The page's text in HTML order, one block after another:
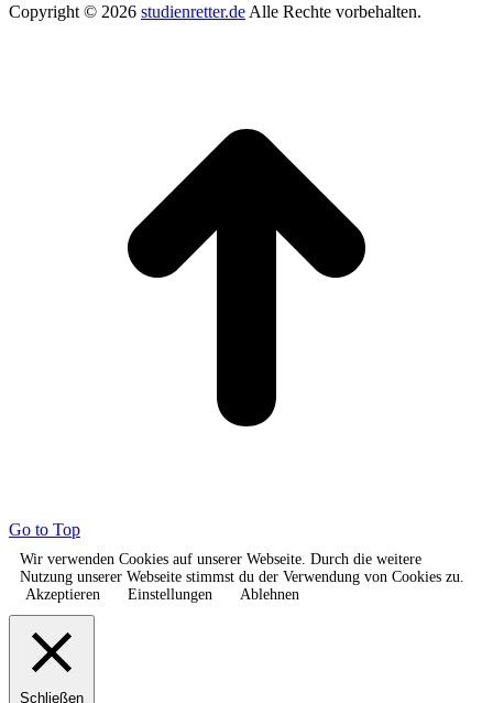
Copyright © 2026 studienretter.de Alle Rechte vorbehalten.
Go to Top
Wir verwenden Cookies auf unserer Webseite. Durch die weitere
Nutzung unserer Webseite stimmst du der Verwendung von Cookies zu.
Akzeptieren
Einstellungen Ablehnen
Schließen